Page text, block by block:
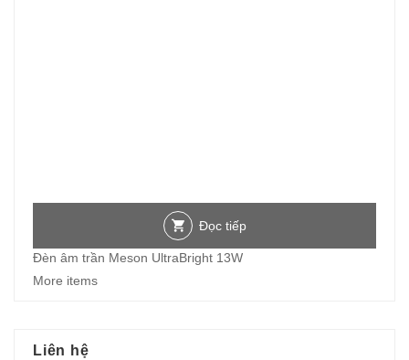
Đọc tiếp
Đèn âm trần Meson UltraBright 13W
More items
Liên hệ